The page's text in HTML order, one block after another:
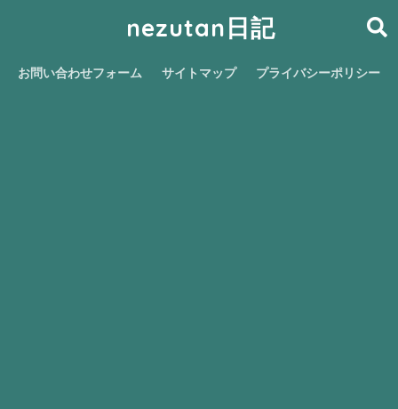
nezutan日記
お問い合わせフォーム サイトマップ プライバシーポリシー